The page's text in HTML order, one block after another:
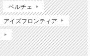
ペルチェ
アイズフロンティア